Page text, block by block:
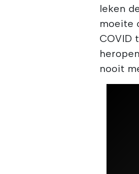
leken
moeite
COVID
nooit